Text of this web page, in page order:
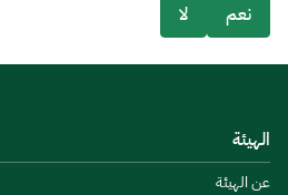
نعم
لا
الهيئة
عن الهيئة